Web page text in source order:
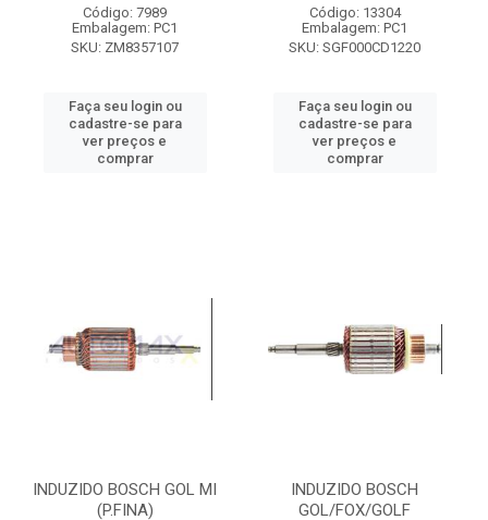
Código: 7989
Embalagem: PC1
SKU: ZM8357107
Faça seu login ou
cadastre-se para
ver preços e
comprar
Código: 13304
Embalagem: PC1
SKU: SGF000CD1220
Faça seu login ou
cadastre-se para
ver preços e
comprar
INDUZIDO BOSCH GOL MI
(P.FINA)
INDUZIDO BOSCH
GOL/FOX/GOLF